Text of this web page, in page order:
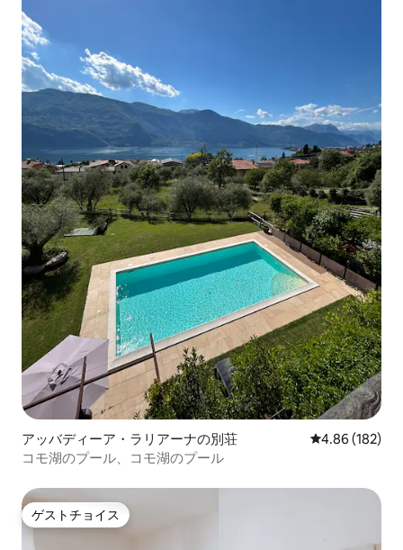
アッバディーア・ラリアーナの別荘 レビュー182
4.86 (182)
コモ湖のプール、コモ湖のプール
ゲストチョイス
ゲストチョイス